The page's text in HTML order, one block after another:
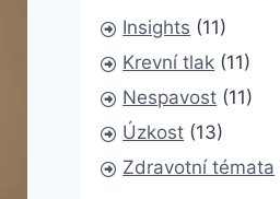
Insights (11)
Krevní tlak (11)
Nespavost (11)
Úzkost (13)
Zdravotní témata